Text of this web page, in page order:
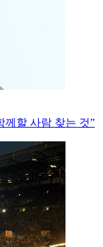
께할 사람 찾는 것”